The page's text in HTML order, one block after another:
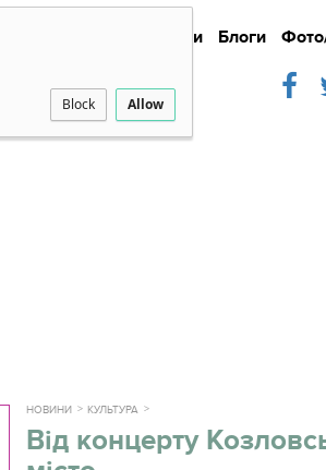
Block Allow
Новини Блоги
НОВИНИ КУЛЬТУРА
Від концерту